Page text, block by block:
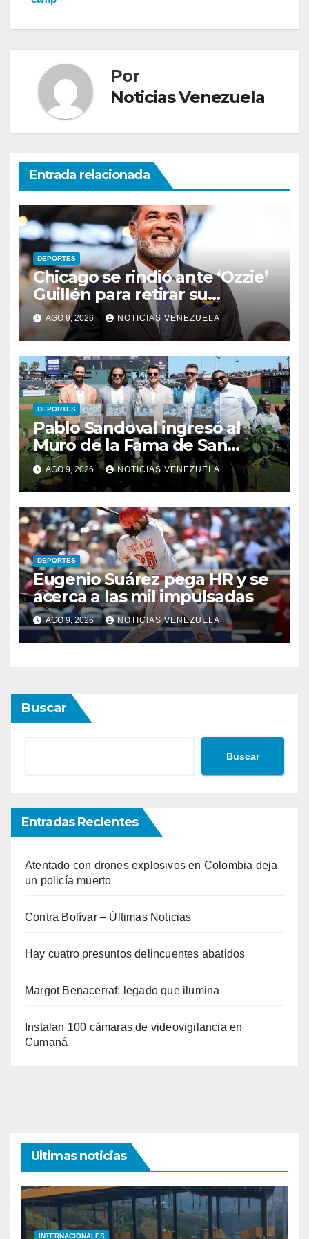
entradas
Por
Noticias Venezuela
Entrada relacionada
DEPORTES
Chicago se rindió ante ‘Ozzie’
Guillén para retirar su
número
AGO 9, 2026 NOTICIAS VENEZUELA
DEPORTES
Pablo Sandoval ingresó al
Muro de la Fama de San
Francisco
AGO 9, 2026 NOTICIAS VENEZUELA
DEPORTES
Eugenio Suárez pega HR y se
acerca a las mil impulsadas
AGO 9, 2026 NOTICIAS VENEZUELA
Buscar
Buscar
Entradas Recientes
Atentado con drones explosivos en Colombia deja
un policía muerto
Contra Bolívar – Últimas Noticias
Hay cuatro presuntos delincuentes abatidos
Margot Benacerraf: legado que ilumina
Instalan 100 cámaras de videovigilancia en
Cumaná
Ultimas noticias
INTERNACIONALES